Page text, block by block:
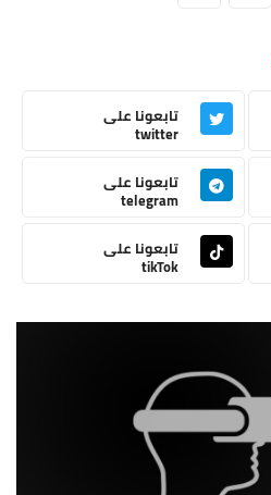
تابعونا على
twitter
تابعونا على
telegram
تابعونا على
tikTok